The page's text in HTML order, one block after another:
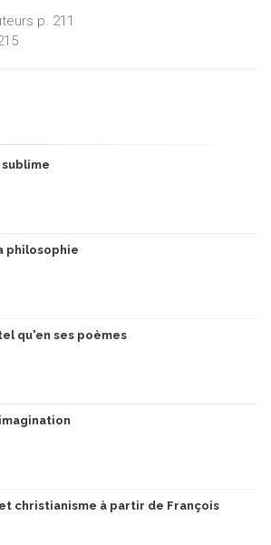
p. 211
sublime
philosophie
qu'en ses poèmes
christianisme à partir de François